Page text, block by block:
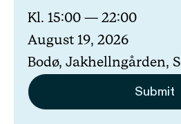
Kl. 15:00 — 22:00
August 19, 2026
Bodø, Jakhellngården,